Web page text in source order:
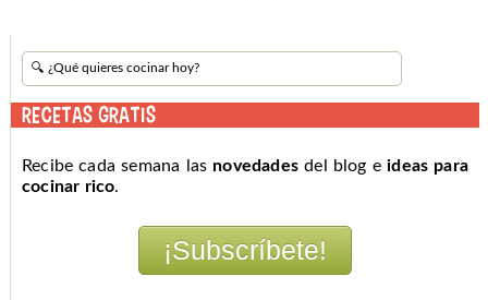
RECETAS GRATIS
Recibe cada semana las novedades del blog eideas para
cocinar rico.